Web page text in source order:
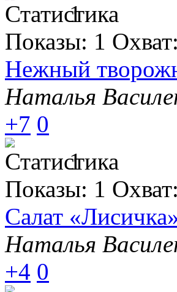
1
Показы: 1 Охват:
Нежный
Наталья
+7 0
1
Показы: 1 Охват:
Салат
Наталья
+4 0